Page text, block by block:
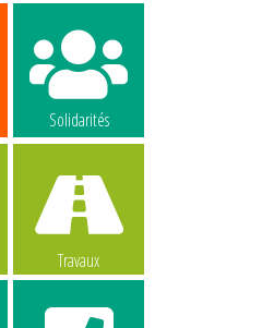
Solidarités
Travaux